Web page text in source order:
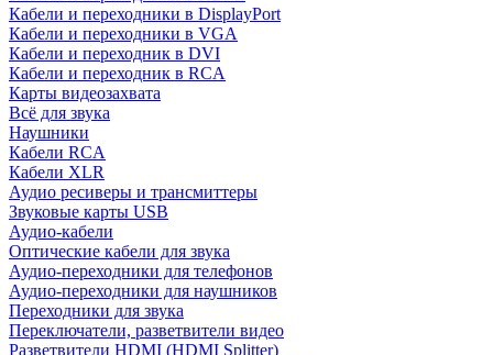
Кабели и переходники в DisplayPort
Кабели и переходники в VGA
Кабели и переходник в DVI
Кабели и переходник в RCA
Карты видеозахвата
Всё для звука
Наушники
Кабели RCA
Кабели XLR
Аудио ресиверы и трансмиттеры
Звуковые карты USB
Аудио-кабели
Оптические кабели для звука
Аудио-переходники для телефонов
Аудио-переходники для наушников
Переходники для звука
Переключатели, разветвители видео
Разветвители HDMI (HDMI Splitter)